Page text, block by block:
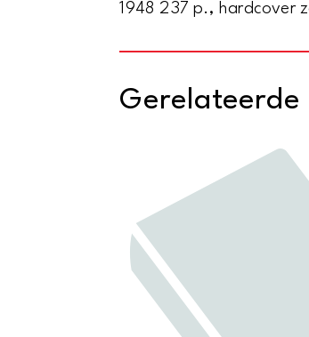
1948 237 p., hardcover
Gerelateerde